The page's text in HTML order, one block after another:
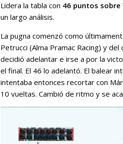
Lidera la tabla con 46 puntos sobre
un largo análisis.
La pugna comenzó como
Petrucci (Alma Pramac Racing) y
decidió adelantar e irse a por la
el final. El 46 lo adelantó. El balear
intentaba entonces recortar con
10 vueltas. Cambió de ritmo y se